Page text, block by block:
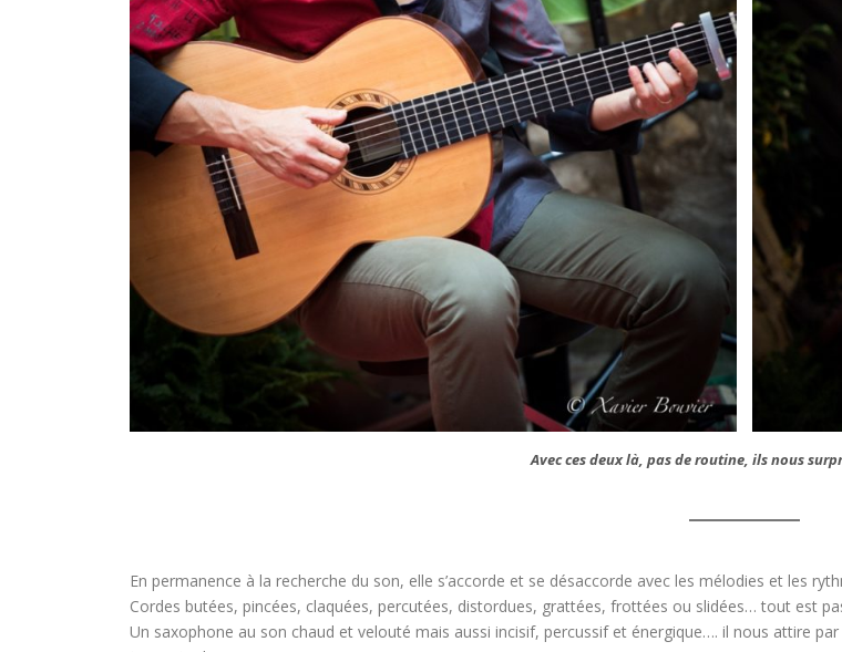
Avec ces deux là, pas de routine, ils nous
En permanence à la recherche du son, elle s’accorde et se désaccorde avec les mélodies et les
Cordes butées, pincées, claquées, percutées, distordues, grattées, frottées ou slidées… tout est
Un saxophone au son chaud et velouté mais aussi incisif, percussif et énergique…. il nous attire